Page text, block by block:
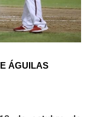
ÁGUILAS